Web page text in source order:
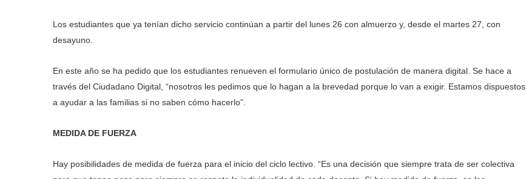
Los estudiantes que ya tenían dicho servicio continúan a partir del lunes 26 con almuerzo y, desde el martes 27, con
desayuno.
En este año se ha pedido que los estudiantes renueven el formulario único de postulación de manera digital. Se hace a
través del Ciudadano Digital, “nosotros les pedimos que lo hagan a la brevedad porque lo van a exigir. Estamos dispuestos
a ayudar a las familias si no saben cómo hacerlo”.
MEDIDA DE FUERZA
Hay posibilidades de medida de fuerza para el inicio del ciclo lectivo. “Es una decisión que siempre trata de ser colectiva